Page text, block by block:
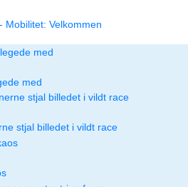
Mobilitet: Velkommen
med
stjal billedet i vildt race